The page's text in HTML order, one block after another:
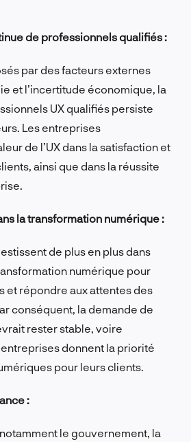
de professionnels qualifiés :
par des facteurs externes
et l’incertitude économique, la
UX qualifiés persiste
Les entreprises
de l’UX dans la satisfaction et
ainsi que dans la réussite
la transformation numérique :
de plus en plus dans
numérique pour
et répondre aux attentes des
conséquent, la demande de
rester stable, voire
donnent la priorité
pour leurs clients.
:
le gouvernement, la